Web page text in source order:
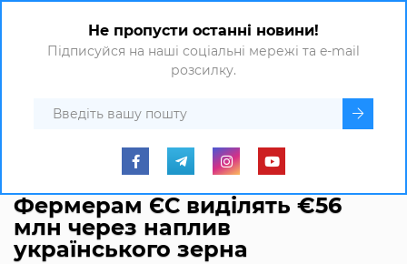
Не пропусти останні новини!
Підписуйся на наші соціальні мережі та e-mail
розсилку.
Фермерам ЄС виділять €56
млн через наплив
українського зерна